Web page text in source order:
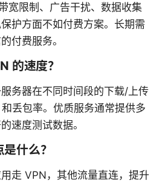
宽限制、广告干扰、数据收集
护方面不如付费方案。长期需
付费服务。
的速度？
务器在不同时间段的下载/上传
丢包率。优质服务通常提供多
速度测试数据。
什么？
走 VPN，其他流量直连，提升